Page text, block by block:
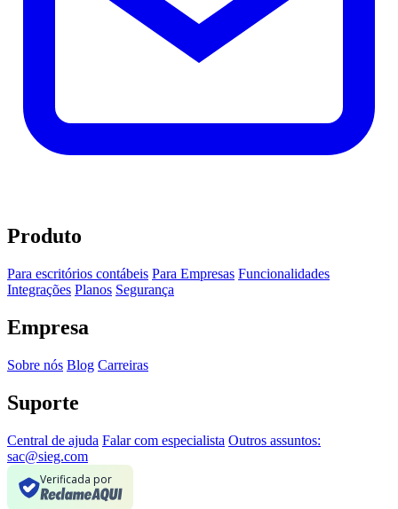
Produto
Para escritórios contábeis Para Empresas Funcionalidades
Integrações Planos Segurança
Empresa
Sobre nós Blog Carreiras
Suporte
Central de ajuda Falar com especialista Outros assuntos:
sac@sieg.com
Verificada por